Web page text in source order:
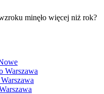
minęło więcej niż rok?
Warszawa